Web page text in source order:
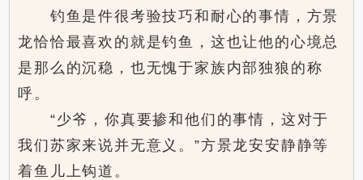
钓鱼是件很考验技巧和耐心的事情，方景
龙恰恰最喜欢的就是钓鱼，这也让他的心境总
是那么的沉稳，也无愧于家族内部独狼的称
呼。
“少爷，你真要掺和他们的事情，这对于
我们苏家来说并无意义。”方景龙安安静静等
着鱼儿上钩道。